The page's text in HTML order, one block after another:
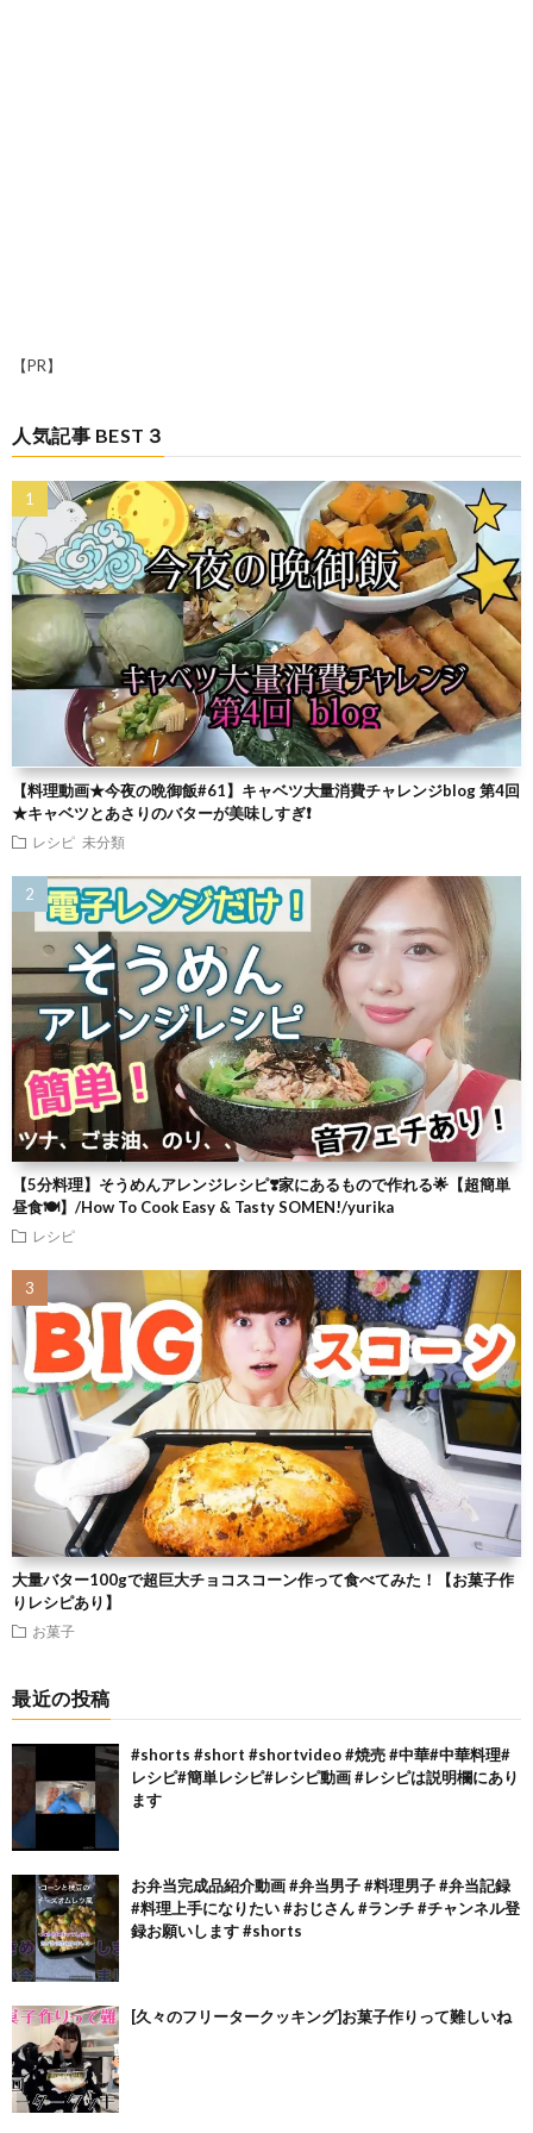
【PR】
人気記事 BEST３
【料理動画★今夜の晩御飯#61】キャベツ大量消費チャレンジblog 第4回
★キャベツとあさりのバターが美味しすぎ❗
レシピ 未分類
【5分料理】そうめんアレンジレシピ❣️家にあるもので作れる🌟【超簡単
昼食🍽】/How To Cook Easy & Tasty SOMEN!/yurika
レシピ
大量バター100gで超巨大チョコスコーン作って食べてみた！【お菓子作
りレシピあり】
お菓子
最近の投稿
#shorts #short #shortvideo #焼売 #中華#中華料理#
レシピ#簡単レシピ#レシピ動画 #レシピは説明欄にあり
ます
お弁当完成品紹介動画 #弁当男子 #料理男子 #弁当記録
#料理上手になりたい #おじさん #ランチ #チャンネル登
録お願いします #shorts
[久々のフリータークッキング]お菓子作りって難しいね